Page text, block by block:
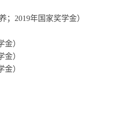
；2019年国家奖学金）
金）
金）
金）